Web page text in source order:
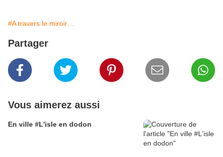
#A travers le miroir…
Partager
Vous aimerez aussi
En ville #L'isle en dodon